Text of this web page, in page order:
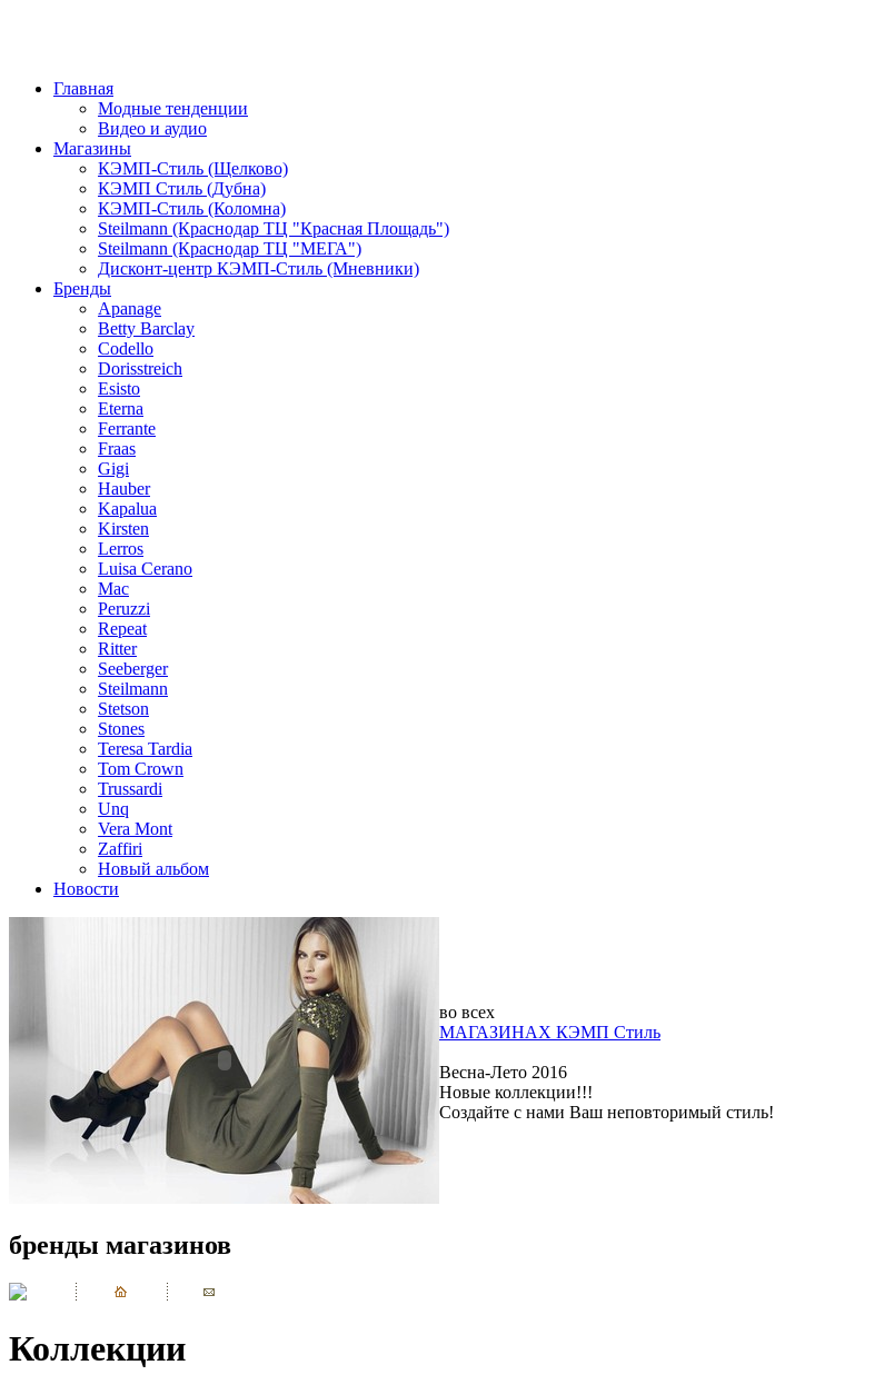
Главная
Модные тенденции
Видео и аудио
Магазины
КЭМП-Стиль (Щелково)
КЭМП Стиль (Дубна)
КЭМП-Стиль (Коломна)
Steilmann (Краснодар ТЦ "Красная Площадь")
Steilmann (Краснодар ТЦ "МЕГА")
Дисконт-центр КЭМП-Стиль (Мневники)
Бренды
Apanage
Betty Barclay
Codello
Dorisstreich
Esisto
Eterna
Ferrante
Fraas
Gigi
Hauber
Kapalua
Kirsten
Lerros
Luisa Cerano
Mac
Peruzzi
Repeat
Ritter
Seeberger
Steilmann
Stetson
Stones
Teresa Tardia
Tom Crown
Trussardi
Unq
Vera Mont
Zaffiri
Новый альбом
Новости
во всех
МАГАЗИНАХ КЭМП Стиль
Весна-Лето 2016
Новые коллекции!!!
Создайте с нами Ваш неповторимый стиль!
бренды магазинов
Коллекции